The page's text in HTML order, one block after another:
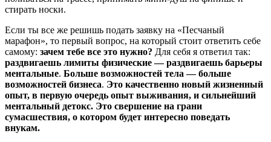
стирать носки.
Если ты все же решишь подать заявку на «Песчаный
марафон», то первый вопрос, на который стоит ответить себе
самому: зачем тебе все это нужно? Для себя я ответил так:
раздвигаешь лимиты физические — раздвигаешь барьеры
ментальные. Больше возможностей тела — больше
возможностей бизнеса. Это качественно новый жизненный
опыт, в первую очередь опыт выживания, и сильнейший
ментальный детокс. Это свершение на грани
сумасшествия, о котором будет интересно поведать
внукам.